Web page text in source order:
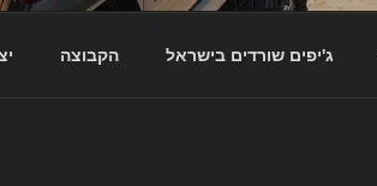
ג'יפים שורדים בישראל הקבוצה